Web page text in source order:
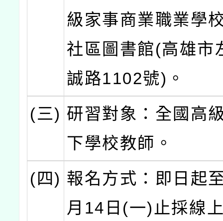
級家事商業職業學
社區圖書館(高雄市
誠路1102號)。
(三) 研習對象：全國高
下學校教師。
(四) 報名方式：即日起
月14日(一)止採線